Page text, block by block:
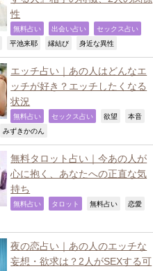
性
無料占い 出会い占い セックス占い
平池来耶 縁結び 身近な異性
エッチ占い｜あの人はどんなエ
ッチが好き？エッチしたくなる
状況
無料占い セックス占い 欲望 本音
みずきかのん
無料タロット占い｜今あの人が
心に抱く、あなたへの正直な気
持ち
無料占い タロット 無料占い 恋愛
夜の恋占い｜あの人のエッチな
妄想・欲求は？2人がSEXする可